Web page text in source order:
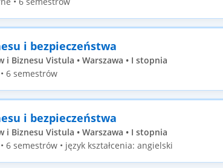
i bezpieczeństwa
i Biznesu Vistula • Warszawa • I stopnia
6 semestrów
i bezpieczeństwa
i Biznesu Vistula • Warszawa • I stopnia
6 semestrów • język kształcenia: angielski